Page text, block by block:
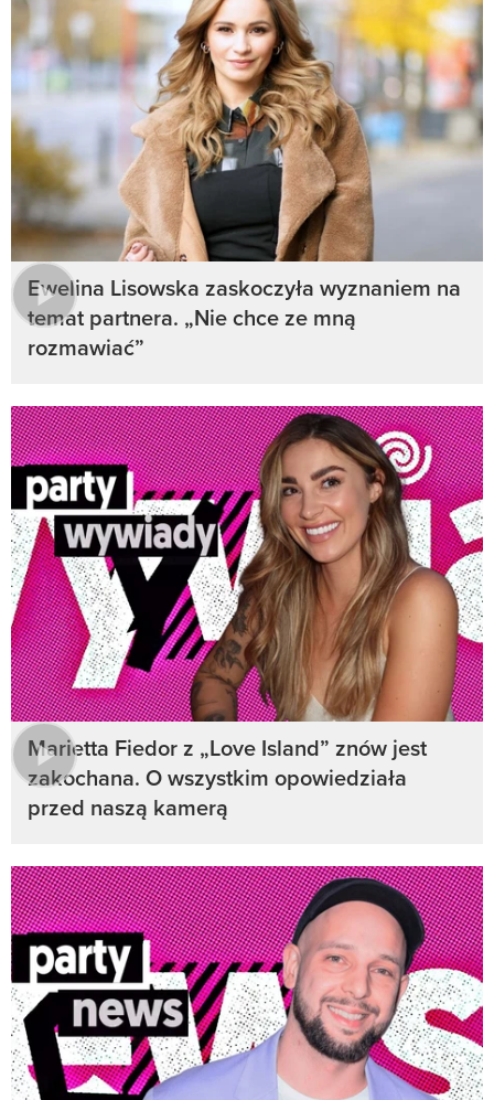
Ewelina Lisowska zaskoczyła wyznaniem na
temat partnera. „Nie chce ze mną
rozmawiać”
Marietta Fiedor z „Love Island” znów jest
zakochana. O wszystkim opowiedziała
przed naszą kamerą